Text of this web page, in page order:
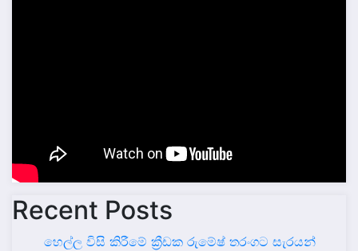
Recent Posts
හෙල්ල විසි කිරීමේ ක්‍රීඩක රුමේෂ් තරංගට සැරයන්